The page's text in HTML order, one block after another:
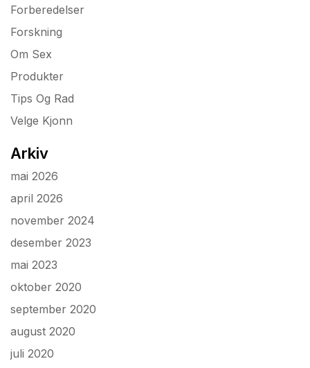
Forberedelser
Forskning
Om Sex
Produkter
Tips Og Rad
Velge Kjonn
Arkiv
mai 2026
april 2026
november 2024
desember 2023
mai 2023
oktober 2020
september 2020
august 2020
juli 2020